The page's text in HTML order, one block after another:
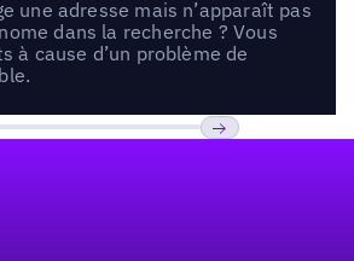
une adresse mais n’apparaît pas
dans la recherche ? Vous
à cause d’un problème de